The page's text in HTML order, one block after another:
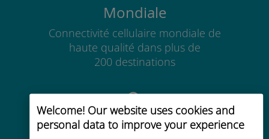
Welcome! Our website uses cookies and
personal data to improve your experience
Mondiale
Connectivité cellulaire mondiale de
haute qualité dans plus de
200 destinations